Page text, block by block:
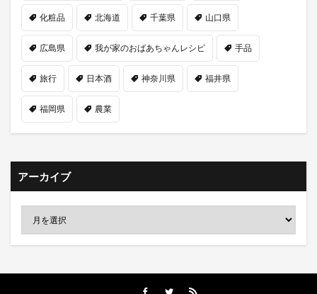
化粧品 北海道 千葉県 山口県
広島県 我が家のおばあちゃんレシピ 手品
旅行 日本酒 神奈川県 福井県
福岡県 農業
アーカイブ